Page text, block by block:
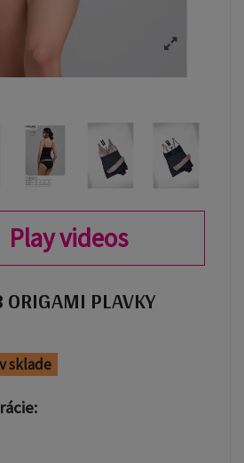
Play videos
PLAVKY
sklade